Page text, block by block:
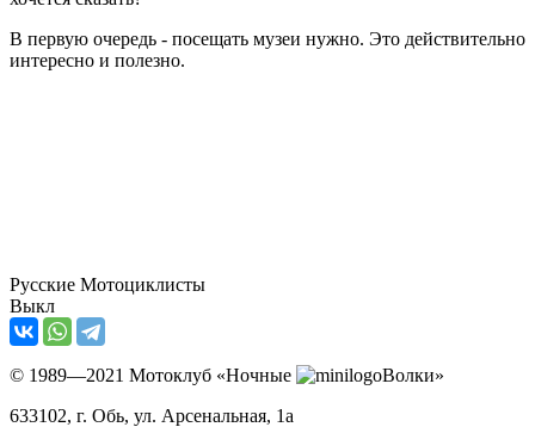
В первую очередь - посещать музеи нужно. Это действительно
интересно и полезно.
Русские Мотоциклисты
Выкл
© 1989—2021 Мотоклуб «Ночные
Волки»
633102, г. Обь, ул. Арсенальная, 1а